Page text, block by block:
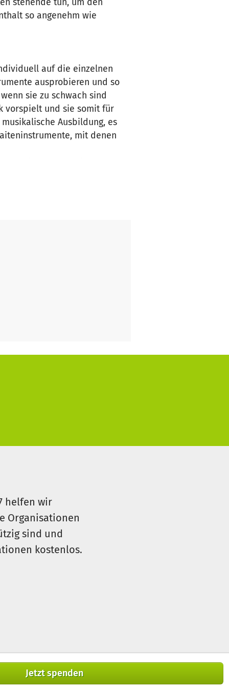
Jetzt spenden
so angenehm wie
auf die einzelnen
ausprobieren und so
sie zu schwach sind
vorspielt und sie somit für
Ausbildung, es
mit denen
helfen wir
Organisationen
sind und
kostenlos.